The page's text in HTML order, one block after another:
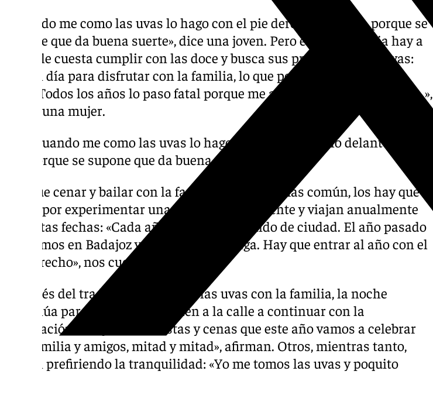
«Cuando me como las uvas lo hago con el pie derecho delante, porque se
supone que da buena suerte», dice una joven. Pero en toda familia hay a
quien le cuesta cumplir con las doce y busca sus propias alternativas:
«Es un día para disfrutar con la familia, lo que peor llevo es lo de las
uvas. Todos los años lo paso fatal porque me atraganto de una manera…»,
relata una mujer.
«Cuando me como las uvas lo hago con el pie derecho delante,
porque se supone que da buena suerte»
Aunque cenar y bailar con la familia es el plan más común, los hay que
optan por experimentar una Nochevieja diferente y viajan anualmente
por estas fechas: «Cada año vamos cambiando de ciudad. El año pasado
lo vivimos en Badajoz y este año en Málaga. Hay que entrar al año con el
pie derecho», nos cuentan.
Después del tradicional ritual de las uvas con la familia, la noche
continúa para muchos, que salen a la calle a continuar con la
celebración: «Hay tantas fiestas y cenas que este año vamos a celebrar
con familia y amigos, mitad y mitad», afirman. Otros, mientras tanto,
siguen prefiriendo la tranquilidad: «Yo me tomos las uvas y poquito